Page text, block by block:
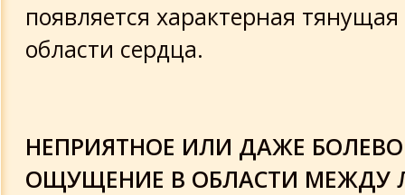
появляется характерная
области сердца.
НЕПРИЯТНОЕ ИЛИ ДАЖЕ
ОЩУЩЕНИЕ В ОБЛАСТИ МЕЖДУ